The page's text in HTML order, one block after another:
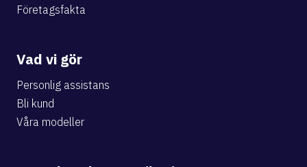
Företagsfakta
Vad vi gör
Personlig assistans
Bli kund
Våra modeller